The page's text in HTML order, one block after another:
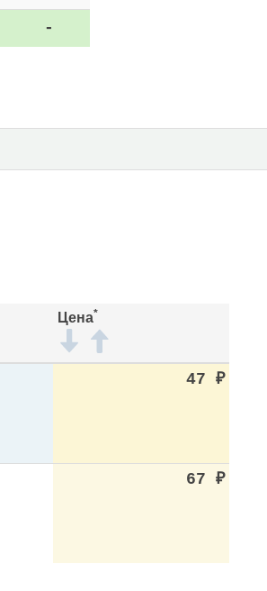
-
Цена*
47 ₽
67 ₽